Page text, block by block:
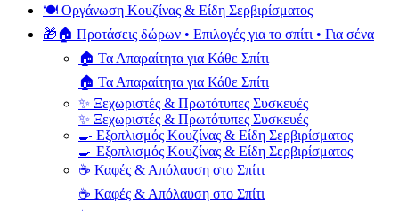
🍽️ Οργάνωση Κουζίνας & Είδη Σερβιρίσματος
🎁🏠 Προτάσεις δώρων • Επιλογές για το σπίτι • Για σένα
🏠 Τα Απαραίτητα για Κάθε Σπίτι
🏠 Τα Απαραίτητα για Κάθε Σπίτι
✨ Ξεχωριστές & Πρωτότυπες Συσκευές
✨ Ξεχωριστές & Πρωτότυπες Συσκευές
🍳 Εξοπλισμός Κουζίνας & Είδη Σερβιρίσματος
🍳 Εξοπλισμός Κουζίνας & Είδη Σερβιρίσματος
☕ Καφές & Απόλαυση στο Σπίτι
☕ Καφές & Απόλαυση στο Σπίτι